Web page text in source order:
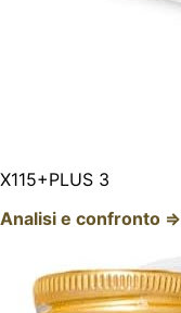
X115+PLUS 3
Analisi e confronto ⇒